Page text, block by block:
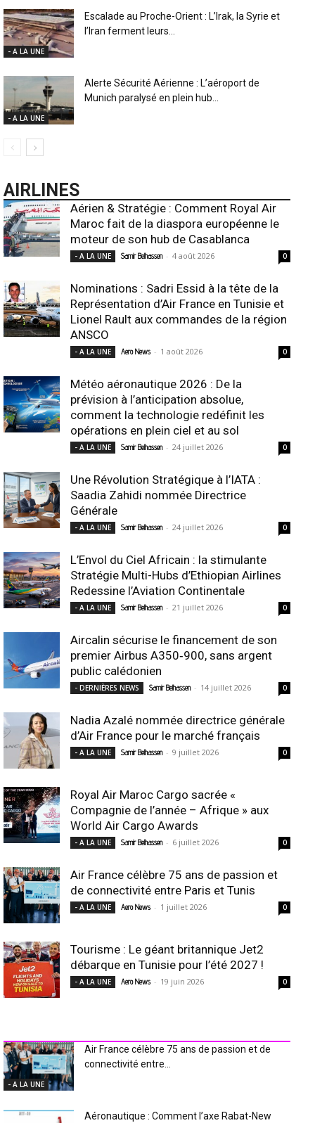
- A LA UNE
Escalade au Proche-Orient : L’Irak, la Syrie et
l’Iran ferment leurs...
- A LA UNE
Alerte Sécurité Aérienne : L’aéroport de
Munich paralysé en plein hub...
AIRLINES
Aérien & Stratégie : Comment Royal Air
Maroc fait de la diaspora européenne le
moteur de son hub de Casablanca
- A LA UNE Samir Belhassen - 4 août 2026 0
Nominations : Sadri Essid à la tête de la
Représentation d’Air France en Tunisie et
Lionel Rault aux commandes de la région
ANSCO
- A LA UNE Aero News - 1 août 2026 0
Météo aéronautique 2026 : De la
prévision à l’anticipation absolue,
comment la technologie redéfinit les
opérations en plein ciel et au sol
- A LA UNE Samir Belhassen - 24 juillet 2026 0
Une Révolution Stratégique à l’IATA :
Saadia Zahidi nommée Directrice
Générale
- A LA UNE Samir Belhassen - 24 juillet 2026 0
L’Envol du Ciel Africain : la stimulante
Stratégie Multi-Hubs d’Ethiopian Airlines
Redessine l’Aviation Continentale
- A LA UNE Samir Belhassen - 21 juillet 2026 0
Aircalin sécurise le financement de son
premier Airbus A350‑900, sans argent
public calédonien
- DERNIÈRES NEWS Samir Belhassen - 14 juillet 2026 0
Nadia Azalé nommée directrice générale
d’Air France pour le marché français
- A LA UNE Samir Belhassen - 9 juillet 2026 0
Royal Air Maroc Cargo sacrée «
Compagnie de l’année – Afrique » aux
World Air Cargo Awards
- A LA UNE Samir Belhassen - 6 juillet 2026 0
Air France célèbre 75 ans de passion et
de connectivité entre Paris et Tunis
- A LA UNE Aero News - 1 juillet 2026 0
Tourisme : Le géant britannique Jet2
débarque en Tunisie pour l’été 2027 !
- A LA UNE Aero News - 19 juin 2026 0
- A LA UNE
Air France célèbre 75 ans de passion et de
connectivité entre...
Aéronautique : Comment l’axe Rabat-New